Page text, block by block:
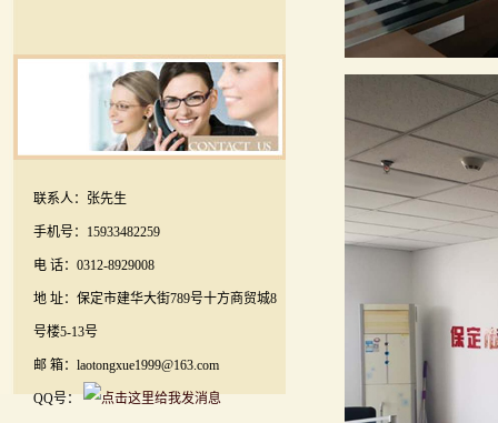
联系人：张先生
手机号：15933482259
电 话：0312-8929008
地 址：保定市建华大街789号十方商贸城8
号楼5-13号
邮 箱：laotongxue1999@163.com
QQ号：